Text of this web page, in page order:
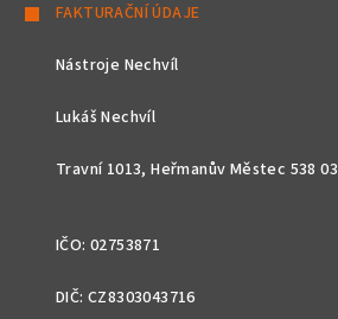
FAKTURAČNÍ ÚDAJE
Nástroje Nechvíl
Lukáš Nechvíl
Travní 1013, Heřmanův Městec 538 03
IČO: 02753871
DIČ: CZ8303043716